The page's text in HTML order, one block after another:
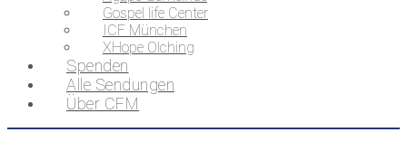
Gospel life Center
ICF München
XHope Olching
Spenden
Alle Sendungen
Über CFM